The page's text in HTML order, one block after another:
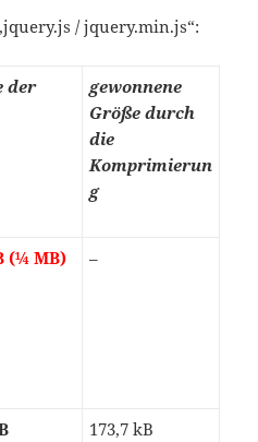
/ jquery.min.js“:
der
gewonnene
Größe durch
die
Komprimierun
g
(¼ MB) –
173,7 kB